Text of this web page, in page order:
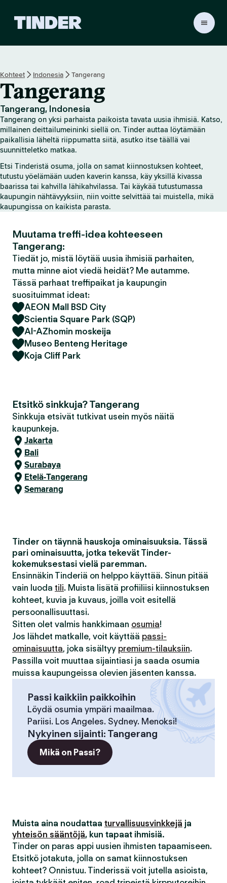
r
i
n
a
l
o
i
s
s
i
v
u
Kohteet Indonesia Tangerang
Tangerang
Tangerang, Indonesia
Tangerang on yksi parhaista paikoista tavata uusia ihmisiä. Katso,
millainen deittailumeininki siellä on. Tinder auttaa löytämään
paikallisia läheltä riippumatta siitä, asutko itse täällä vai
suunnitteletko matkaa.
Etsi Tinderistä osuma, jolla on samat kiinnostuksen kohteet,
tutustu yöelämään uuden kaverin kanssa, käy yksillä kivassa
baarissa tai kahvilla lähikahvilassa. Tai käykää tutustumassa
kaupungin nähtävyyksiin, niin voitte selvittää tai muistella, mikä
kaupungissa on kaikista parasta.
Muutama treffi-idea kohteeseen
Tangerang:
Tiedät jo, mistä löytää uusia ihmisiä parhaiten,
mutta minne aiot viedä heidät? Me autamme.
Tässä parhaat treffipaikat ja kaupungin
suosituimmat ideat:
AEON Mall BSD City
Scientia Square Park (SQP)
Al-AZhomin moskeija
Museo Benteng Heritage
Koja Cliff Park
Etsitkö sinkkuja? Tangerang
Sinkkuja etsivät tutkivat usein myös näitä
kaupunkeja.
Jakarta
Bali
Surabaya
Etelä-Tangerang
Semarang
Tinder on täynnä hauskoja ominaisuuksia. Tässä
pari ominaisuutta, jotka tekevät Tinder-
kokemuksestasi vielä paremman.
Ensinnäkin Tinderiä on helppo käyttää. Sinun pitää
vain luoda tili. Muista lisätä profiiliisi kiinnostuksen
kohteet, kuvia ja kuvaus, joilla voit esitellä
persoonallisuuttasi.
Sitten olet valmis hankkimaan osumia!
Jos lähdet matkalle, voit käyttää passi-
ominaisuutta, joka sisältyy premium-tilauksiin.
Passilla voit muuttaa sijaintiasi ja saada osumia
muissa kaupungeissa olevien jäsenten kanssa.
Passi kaikkiin paikkoihin
Löydä osumia ympäri maailmaa.
Pariisi. Los Angeles. Sydney. Menoksi!
Nykyinen sijainti: Tangerang
Mikä on Passi?
Muista aina noudattaa turvallisuusvinkkejä ja
yhteisön sääntöjä, kun tapaat ihmisiä.
Tinder on paras appi uusien ihmisten tapaamiseen.
Etsitkö jotakuta, jolla on samat kiinnostuksen
kohteet? Onnistuu. Tinderissä voit jutella asioista,